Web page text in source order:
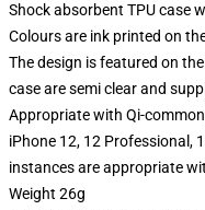
Shock absorbent TPU case
Colours are ink printed on
The design is featured on
case are semi clear and
Appropriate with Qi-
iPhone 12, 12 Professional,
instances are appropriate
Weight 26g